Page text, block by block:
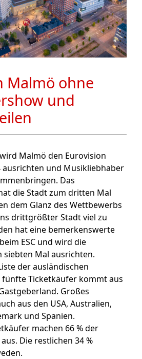
Malmö ohne
und
Malmö den Eurovision
ausrichten und Musikliebhaber
Das
die Stadt zum dritten Mal
dem Glanz des Wettbewerbs
drittgrößter Stadt viel zu
hat eine bemerkenswerte
ESC und wird die
siebten Mal ausrichten.
der ausländischen
fünfte Ticketkäufer kommt aus
Großes
aus den USA, Australien,
und Spanien.
machen 66 % der
Die restlichen 34 %